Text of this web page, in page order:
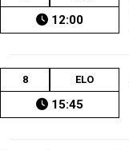
12:00
8 ELO
15:45